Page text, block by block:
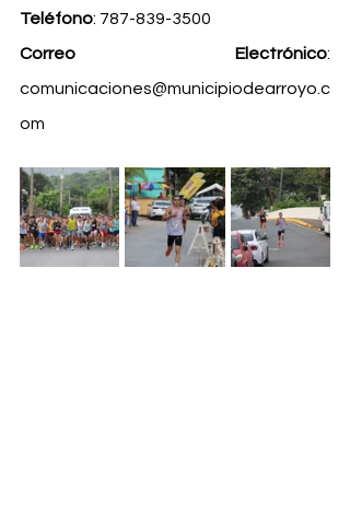
Teléfono: 787-839-3500
Correo Electrónico
comunicaciones@municipiodearroyo.c
om